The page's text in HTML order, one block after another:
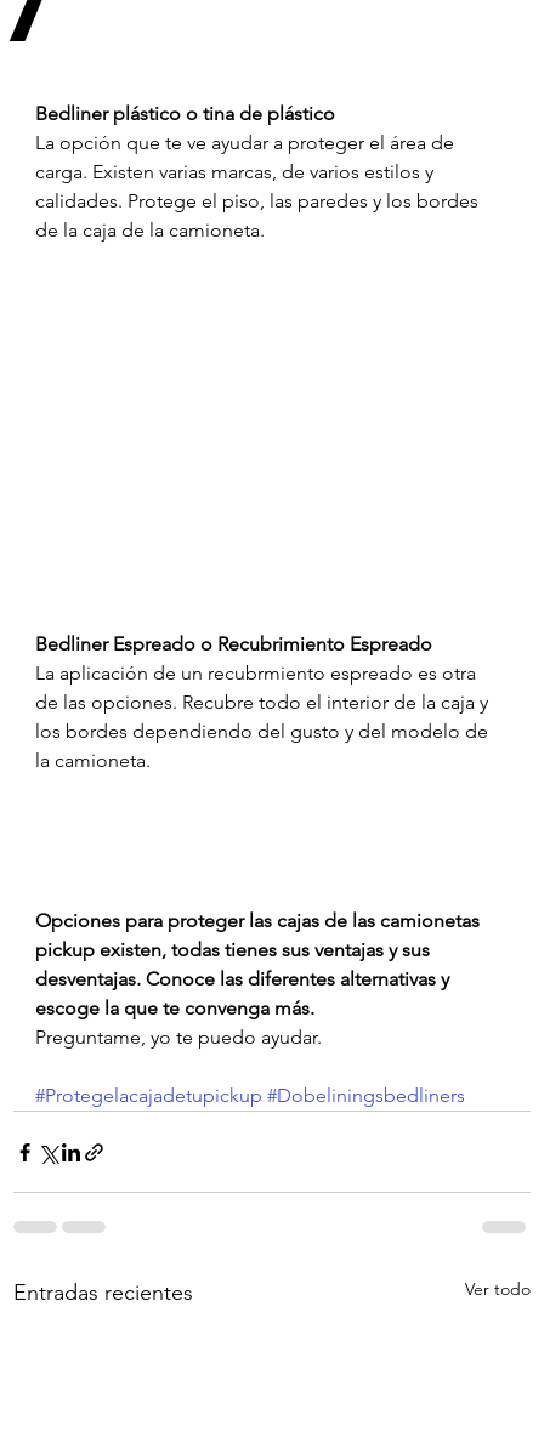
Bedliner plástico o tina de plástico
La opción que te ve ayudar a proteger el área de
carga. Existen varias marcas, de varios estilos y
calidades. Protege el piso, las paredes y los bordes
de la caja de la camioneta.
Bedliner Espreado o Recubrimiento Espreado
La aplicación de un recubrmiento espreado es otra
de las opciones. Recubre todo el interior de la caja y
los bordes dependiendo del gusto y del modelo de
la camioneta.
Opciones para proteger las cajas de las camionetas
pickup existen, todas tienes sus ventajas y sus
desventajas. Conoce las diferentes alternativas y
escoge la que te convenga más.
Preguntame, yo te puedo ayudar.
#Protegelacajadetupickup #Dobeliningsbedliners
Entradas recientes Ver todo